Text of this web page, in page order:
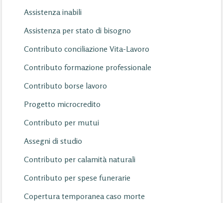
Assistenza inabili
Assistenza per stato di bisogno
Contributo conciliazione Vita-Lavoro
Contributo formazione professionale
Contributo borse lavoro
Progetto microcredito
Contributo per mutui
Assegni di studio
Contributo per calamità naturali
Contributo per spese funerarie
Copertura temporanea caso morte